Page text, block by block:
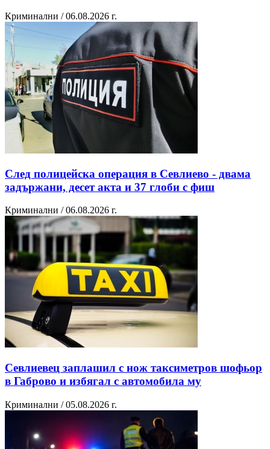
Криминални / 06.08.2026 г.
След полицейска операция в Севлиево - двама
задържани, десет акта и 37 глоби с фиш
Криминални / 06.08.2026 г.
Севлиевец заплашил с нож таксиметров шофьор
в Габрово и избягал с автомобила му
Криминални / 05.08.2026 г.